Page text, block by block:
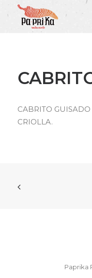
CABRITO GUISADO
CRIOLLA.
Paprika